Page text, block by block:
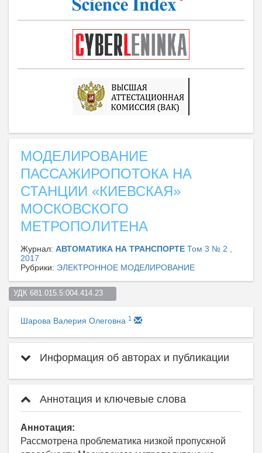
МОДЕЛИРОВАНИЕ
ПАССАЖИРОПОТОКА НА
СТАНЦИИ «КИЕВСКАЯ»
МОСКОВСКОГО
МЕТРОПОЛИТЕНА
Журнал: АВТОМАТИКА НА ТРАНСПОРТЕ Том 3 № 2 ,
2017
Рубрики: ЭЛЕКТРОННОЕ МОДЕЛИРОВАНИЕ
УДК 681.015.5:004.414.23
Шарова Валерия Олеговна 1
Информация об авторах и публикации
Аннотация и ключевые слова
Аннотация:
Рассмотрена проблематика низкой пропускной